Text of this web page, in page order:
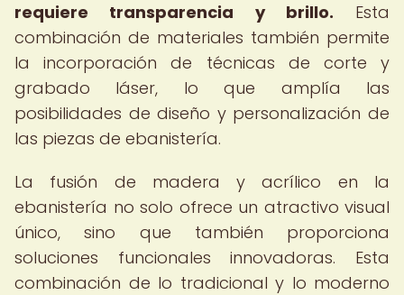
requiere transparencia y brillo. Esta
combinación de materiales también permite
la incorporación de técnicas de corte y
grabado láser, lo que amplía las
posibilidades de diseño y personalización de
las piezas de ebanistería.
La fusión de madera y acrílico en la
ebanistería no solo ofrece un atractivo visual
único, sino que también proporciona
soluciones funcionales innovadoras. Esta
combinación de lo tradicional y lo moderno